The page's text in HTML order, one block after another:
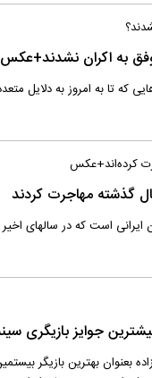
به اکران نشدند+عکس
که تا به امروز به دلایل
کرده‌اند+عکس
گذشته مهاجرت کردند
است که در سالهای
جوایز بازیگری
بعنوان بهترین بازیگر